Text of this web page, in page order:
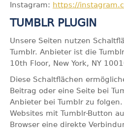
Instagram: https://
TUMBLR PLUGIN
Unsere Seiten nutzen
Tumblr. Anbieter ist die
10th Floor, New York, NY
Diese Schaltflächen
Beitrag oder eine Seite bei
Anbieter bei Tumblr zu
Websites mit Tumblr-Button
Browser eine direkte